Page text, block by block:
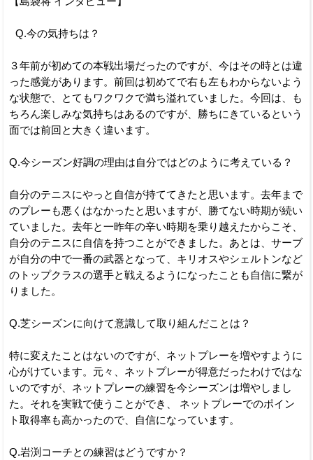
Q.今の気持ちは？
３年前が初めての本戦出場だったのですが、今はその時とは違
った感覚があります。前回は初めてで右も左もわからないよう
な状態で、とてもワクワクで満ち溢れていました。今回は、も
ちろん楽しみな気持ちはあるのですが、勝ちにきているという
面では前回と大きく違います。
Q.今シーズン好調の理由は自分ではどのように考えている？
自分のテニスにやっと自信が持ててきたと思います。去年まで
のプレーも悪くはなかったと思いますが、勝てない時期が続い
ていました。去年と一昨年の辛い時期を乗り越えたからこそ、
自分のテニスに自信を持つことができました。あとは、サーブ
が自分の中で一番の武器となって、キリオスやシェルトンなど
のトップクラスの選手と戦えるようになったことも自信に繋が
りました。
Q.芝シーズンに向けて意識して取り組んだことは？
特に変えたことはないのですが、ネットプレーを増やすように
心がけています。元々、ネットプレーが得意だったわけではな
いのですが、ネットプレーの練習を今シーズンは増やしまし
た。それを実戦で使うことができ、 ネットプレーでのポイン
ト取得率も高かったので、自信になっています。
Q.岩渕コーチとの練習はどうですか？